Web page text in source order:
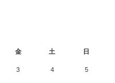
金 土 日
3 4 5